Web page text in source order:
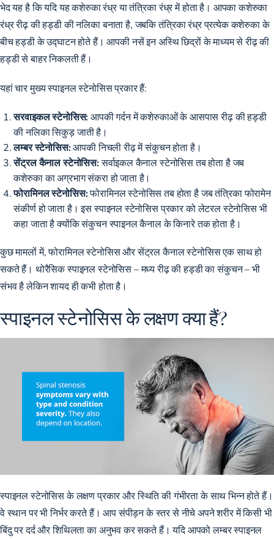
भेद यह है कि यदि यह कशेरुका रंध्र या तंत्रिका रंध्र में होता है। आपका कशेरुका
रंध्र रीढ़ की हड्डी की नलिका बनाता है, जबकि तंत्रिका रंध्र प्रत्येक कशेरुका के
बीच हड्डी के उद्घाटन होते हैं। आपकी नसें इन अस्थि छिद्रों के माध्यम से रीढ़ की
हड्डी से बाहर निकलती हैं।
यहां चार मुख्य स्पाइनल स्टेनोसिस प्रकार हैं:
सरवाइकल स्टेनोसिस:आपकी गर्दन में कशेरुकाओं के आसपास रीढ़ की हड्डी
की नलिका सिकुड़ जाती है।
लम्बर स्टेनोसिस:आपकी निचली रीढ़ में संकुचन होता है।
सेंट्रल कैनाल स्टेनोसिस:सर्वाइकल कैनाल स्टेनोसिस तब होता है जब
कशेरुका का अग्रभाग संकरा हो जाता है।
फोरामिनल स्टेनोसिस:फोरामिनल स्टेनोसिस तब होता है जब तंत्रिका फोरामेन
संकीर्ण हो जाता है। इस स्पाइनल स्टेनोसिस प्रकार को लेटरल स्टेनोसिस भी
कहा जाता है क्योंकि संकुचन स्पाइनल कैनाल के किनारे तक होता है।
कुछ मामलों में, फोरामिनल स्टेनोसिस और सेंट्रल कैनाल स्टेनोसिस एक साथ हो
सकते हैं। थोरैसिक स्पाइनल स्टेनोसिस – मध्य रीढ़ की हड्डी का संकुचन – भी
संभव है लेकिन शायद ही कभी होता है।
स्पाइनल स्टेनोसिस के लक्षण क्या हैं?
स्पाइनल स्टेनोसिस के लक्षण प्रकार और स्थिति की गंभीरता के साथ भिन्न होते हैं।
वे स्थान पर भी निर्भर करते हैं। आप संपीड़न के स्तर से नीचे अपने शरीर में किसी भी
बिंदु पर दर्द और शिथिलता का अनुभव कर सकते हैं। यदि आपको लम्बर स्पाइनल